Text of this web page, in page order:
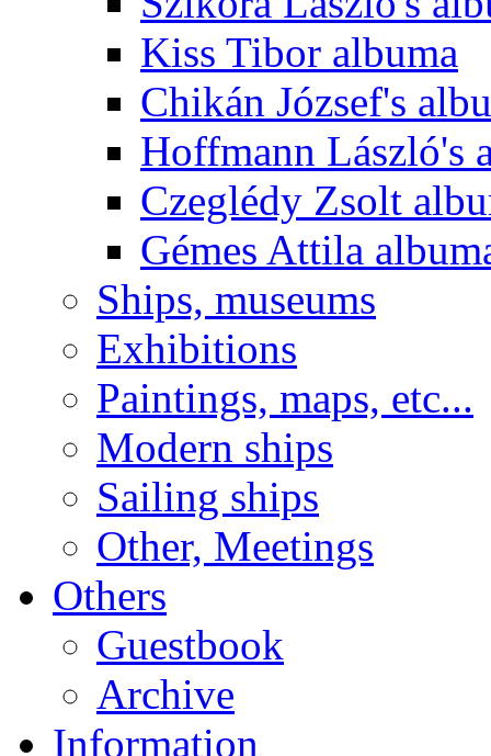
Kiss Tibor albuma
Chikán József's
Hoffmann László's
Czeglédy Zsolt
Gémes Attila
Ships, museums
Exhibitions
Paintings, maps, etc...
Modern ships
Sailing ships
Other, Meetings
Others
Guestbook
Archive
Information